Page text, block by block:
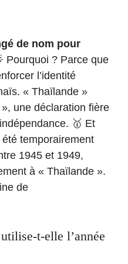
de nom pour
Pourquoi ? Parce que
l’identité
« Thaïlande »
une déclaration fière
🥇 Et
temporairement
1945 et 1949,
à « Thaïlande ».
de
t-elle l’année